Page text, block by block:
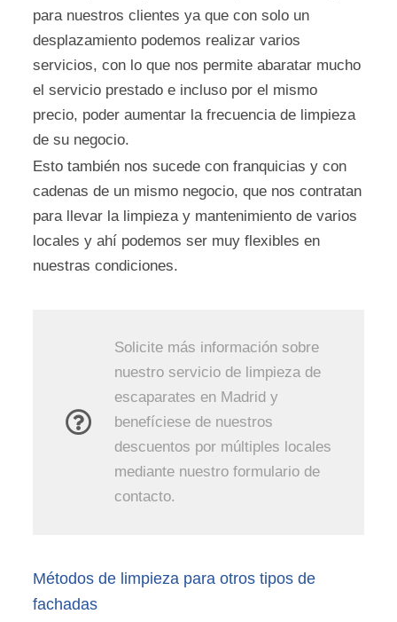
para nuestros clientes ya que con solo un
desplazamiento podemos realizar varios
servicios, con lo que nos permite abaratar mucho
el servicio prestado e incluso por el mismo
precio, poder aumentar la frecuencia de limpieza
de su negocio.
Esto también nos sucede con franquicias y con
cadenas de un mismo negocio, que nos contratan
para llevar la limpieza y mantenimiento de varios
locales y ahí podemos ser muy flexibles en
nuestras condiciones.
Solicite más información sobre
nuestro servicio de limpieza de
escaparates en Madrid y
benefíciese de nuestros
descuentos por múltiples locales
mediante nuestro formulario de
contacto.
Métodos de limpieza para otros tipos de
fachadas